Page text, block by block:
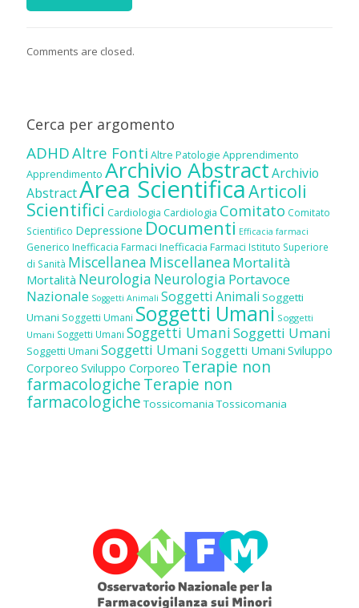
Comments are closed.
Cerca per argomento
ADHDAltre Fonti Altre Patologie Apprendimento
Apprendimento Archivio AbstractArchivio
AbstractArea ScientificaArticoli
Scientifici Cardiologia Cardiologia Comitato Comitato
Scientifico Depressione Documenti Efficacia farmaci
Generico Inefficacia Farmaci Inefficacia Farmaci Istituto Superiore
di Sanità Miscellanea Miscellanea Mortalità
Mortalità Neurologia Neurologia Portavoce
Nazionale Soggetti Animali Soggetti Animali Soggetti
Umani Soggetti Umani Soggetti Umani Soggetti
Umani Soggetti Umani Soggetti UmaniSoggetti Umani
Soggetti Umani Soggetti Umani Soggetti Umani Sviluppo
Corporeo Sviluppo Corporeo Terapie non
farmacologicheTerapie non
farmacologiche Tossicomania Tossicomania